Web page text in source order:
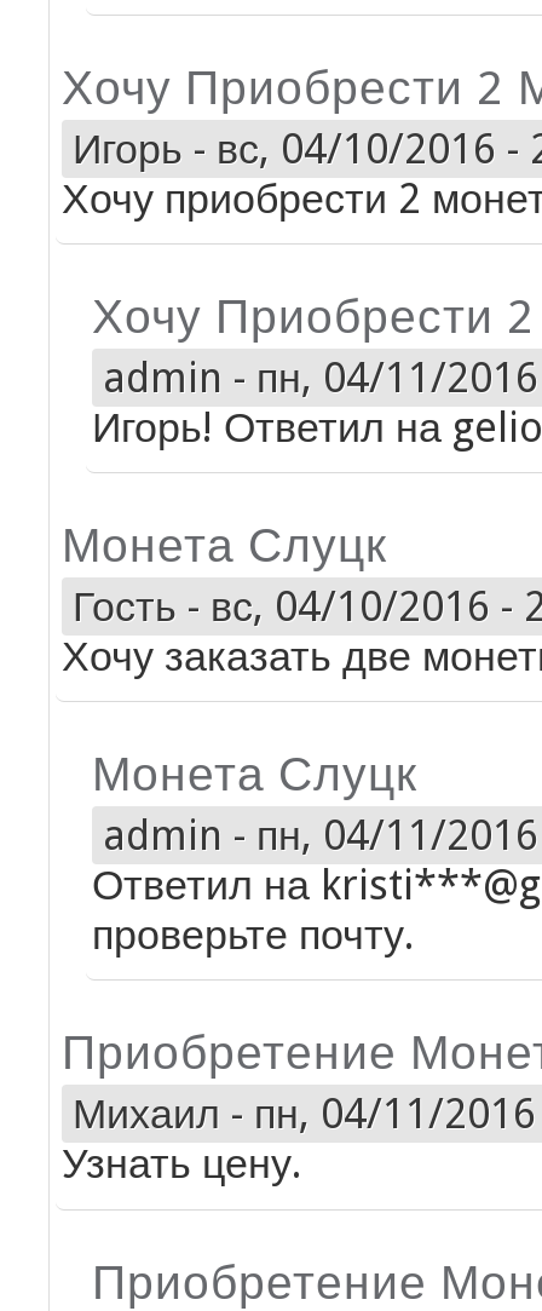
Хочу Приобрести 2
Игорь - вс, 04/10/2016 -
Хочу приобрести 2
Хочу Приобрести
admin - пн, 04/11/
Игорь! Ответил на
Монета Слуцк
Гость - вс, 04/10/2016 -
Хочу заказать две
Монета Слуцк
admin - пн, 04/11/
Ответил на
проверьте почту.
Приобретение
Михаил - пн, 04/11/
Узнать цену.
Приобретение